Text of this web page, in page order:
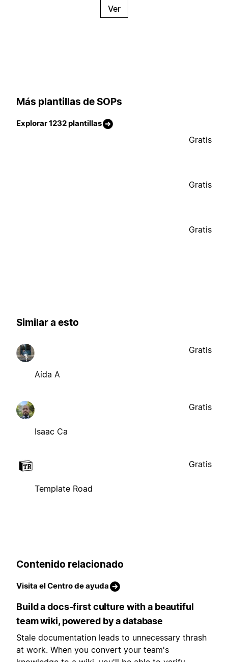
Ver
Más plantillas de SOPs
Explorar 1232 plantillas
Gratis
Gratis
Gratis
Similar a esto
Aída A
Gratis
Isaac Ca
Gratis
Template Road
Gratis
Contenido relacionado
Visita el Centro de ayuda
Build a docs-first culture with a beautiful
team wiki, powered by a database
Stale documentation leads to unnecessary thrash
at work. When you convert your team's